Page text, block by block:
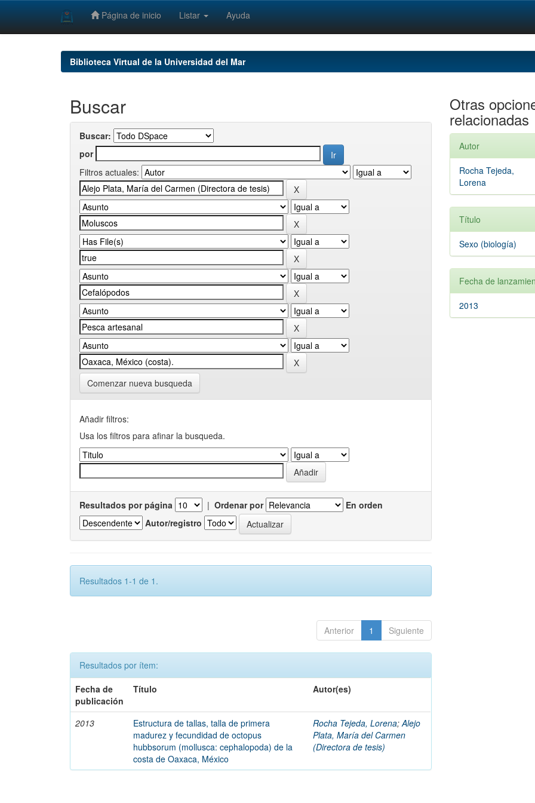
Página de inicio Listar Ayuda
Biblioteca Virtual de la Universidad del Mar
Buscar
Buscar:
por
Filtros actuales:
Comenzar nueva busqueda
Añadir filtros:
Usa los filtros para afinar la busqueda.
Resultados por página | Ordenar por
En orden
Autor/registro
Resultados 1-1 de 1.
Anterior 1 Siguiente
Resultados por ítem:
Fecha de
publicación
Título Autor(es)
2013
Estructura de tallas, talla de primera
madurez y fecundidad de octopus
hubbsorum (mollusca: cephalopoda) de la
costa de Oaxaca, México
Rocha Tejeda, Lorena;Alejo
Plata, María del Carmen
(Directora de tesis)
Otras
relacionadas
Autor
Rocha Tejeda,
Lorena
Título
Sexo (biología)
Fecha de
2013